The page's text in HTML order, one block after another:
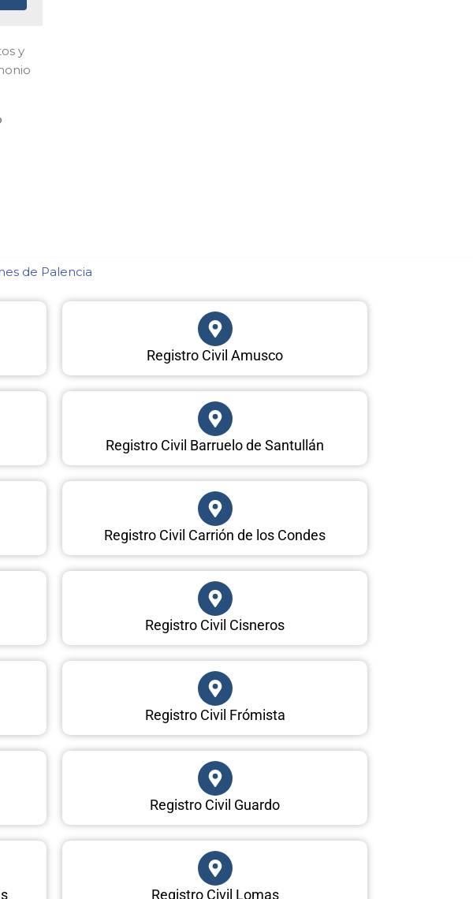
y
de Palencia​
Registro Civil Amusco
Registro Civil Barruelo de Santullán
Registro Civil Carrión de los Condes
Registro Civil Cisneros
Registro Civil Frómista
Registro Civil Guardo
Registro Civil Lomas